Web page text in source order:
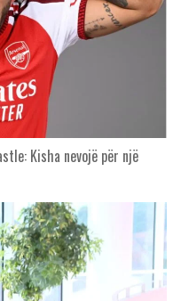
Kisha nevojë për një